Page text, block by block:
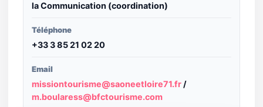
la Communication (coordination)
Téléphone
+33 3 85 21 02 20
Email
missiontourisme@saoneetloire71.fr /
m.boularess@bfctourisme.com